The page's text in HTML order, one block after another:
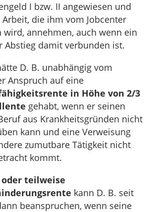
I bzw. II angewiesen und
die ihm vom Jobcenter
wird, annehmen, auch wenn ein
Abstieg damit verbunden ist.
D. B. unabhängig vom
Anspruch auf eine
in Höhe von 2/3
gehabt, wenn er seinen
aus Krankheitsgründen nicht
kann und eine Verweisung
zumutbare Tätigkeit nicht
kommt.
teilweise
kann D. B. seit
beanspruchen, wenn seine